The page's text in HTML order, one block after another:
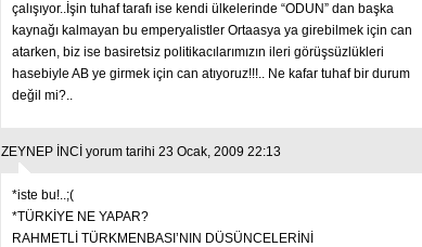
çalışıyor..İşin tuhaf tarafı ise kendi ülkelerinde “ODUN” dan başka
kaynağı kalmayan bu emperyalistler Ortaasya ya girebilmek için can
atarken, biz ise basiretsiz politikacılarımızın ileri görüşsüzlükleri
hasebiyle AB ye girmek için can atıyoruz!!!.. Ne kafar tuhaf bir durum
değil mi?..
ZEYNEP İNCİ yorum tarihi 23 Ocak, 2009 22:13
*iste bu!..;(
*TÜRKİYE NE YAPAR?
RAHMETLİ TÜRKMENBASI’NIN DÜSÜNCELERİNİ